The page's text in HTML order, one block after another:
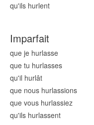
qu'ils hurlent
Imparfait
que je hurlasse
que tu hurlasses
qu'il hurlât
que nous hurlassions
que vous hurlassiez
qu'ils hurlassent